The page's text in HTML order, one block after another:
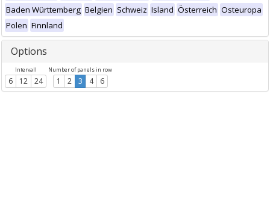
Baden Württemberg Belgien Schweiz Island Österreich Osteuropa
Polen Finnland
Options
Intervall
6 12 24
Number of panels in row
1 2 3 4 6